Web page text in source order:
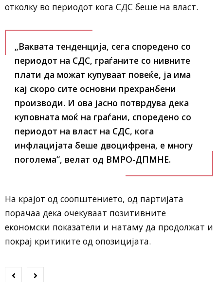
отколку во периодот кога СДС беше на власт.
„Ваквата тенденција, сега споредено со
периодот на СДС, граѓаните со нивните
плати да можат купуваат повеќе, ја има
кај скоро сите основни прехранбени
производи. И ова јасно потврдува дека
куповната моќ на граѓани, споредено со
периодот на власт на СДС, кога
инфлацијата беше двоцифрена, е многу
поголема“, велат од ВМРО-ДПМНЕ.
На крајот од соопштението, од партијата
порачаа дека очекуваат позитивните
економски показатели и натаму да продолжат и
покрај критиките од опозицијата.